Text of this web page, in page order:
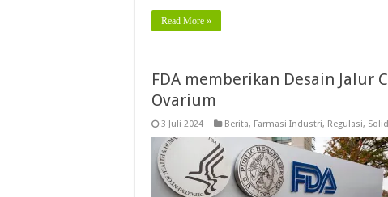
Read More »
FDA memberikan Desain Jalur
Ovarium
3 Juli 2024 Berita, Farmasi Industri, Regulasi,